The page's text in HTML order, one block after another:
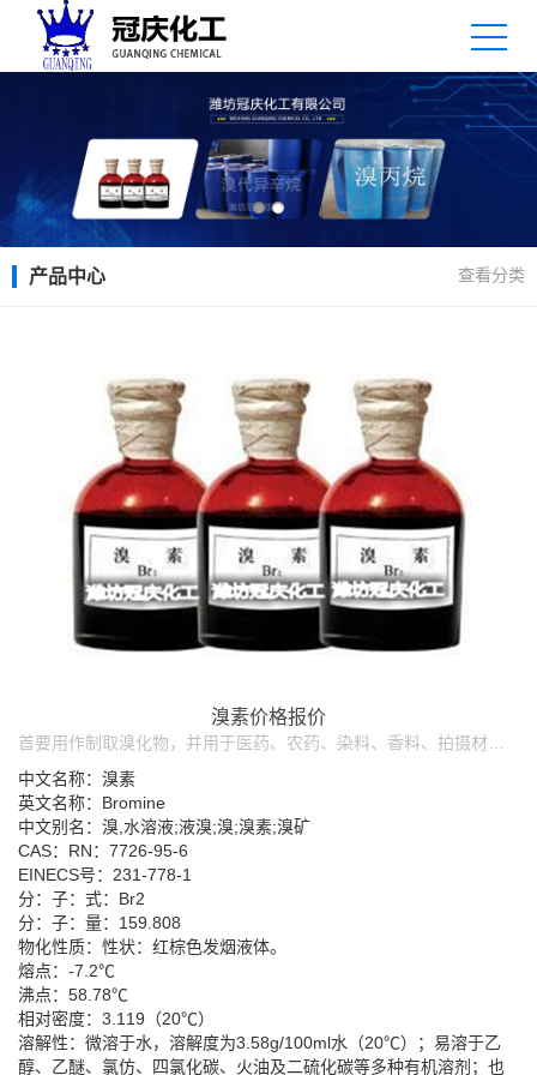
产品中心 查看分类
溴素价格报价
中文名称：溴素
英文名称：Bromine
中文别名：溴,水溶液;液溴;溴;溴素;溴矿
CAS：RN：7726-95-6
EINECS号：231-778-1
分：子：式：Br2
分：子：量：159.808
物化性质：性状：红棕色发烟液体。
熔点：-7.2℃
沸点：58.78℃
相对密度：3.119（20℃）
溶解性：微溶于水，溶解度为3.58g/100ml水（20℃）；易溶于乙
醇、乙醚、氯仿、四氯化碳、火油及二硫化碳等多种有机溶剂；也